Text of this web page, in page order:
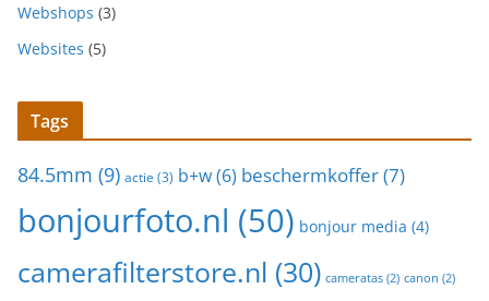
Webshops (3)
Websites (5)
Tags
84.5mm (9) actie (3) b+w(6) beschermkoffer(7)
bonjourfoto.nl (50) bonjour media (4)
camerafilterstore.nl (30) cameratas (2) canon (2)